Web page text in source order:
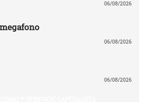
06/08/2026
06/08/2026
06/08/2026